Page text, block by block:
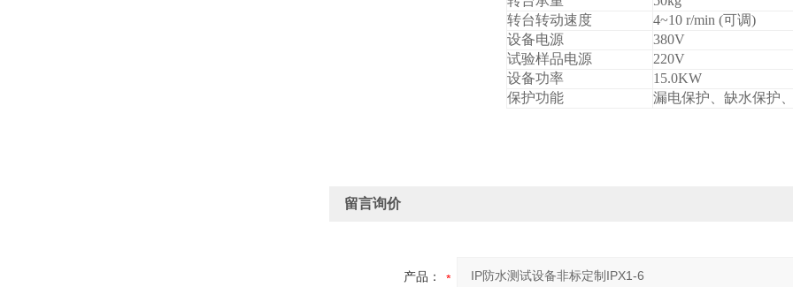
转台转动速度
4~10 r/min (可调)
设备电源
380V
试验样品电源
220V
设备功率
15.0KW
保护功能
漏电保护、缺水保护
留言询价
产品：